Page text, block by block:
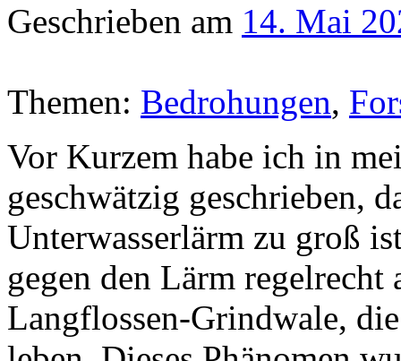
Geschrieben am 14. Mai
Themen: Bedrohungen,
Vor Kurzem habe ich in
geschwätzig geschrieben,
Unterwasserlärm zu groß
gegen den Lärm regelrecht
Langflossen-Grindwale,